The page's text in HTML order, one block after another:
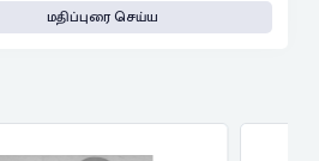
மதிப்புரை செய்ய